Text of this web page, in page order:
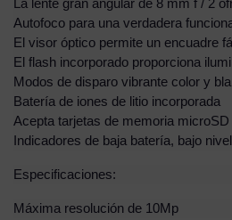
La lente gran angular de 8 mm f / 2
Autofoco para una verdadera
El visor óptico permite un encuadre
El flash incorporado proporciona
Modos de disparo vibrante color y
Batería de iones de litio incorporada
Acepta tarjetas de memoria
Indicadores de baja batería, bajo
Especificaciones:
Máxima resolución de 10Mp